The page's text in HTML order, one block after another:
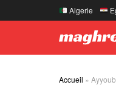
Algerie
Accueil »